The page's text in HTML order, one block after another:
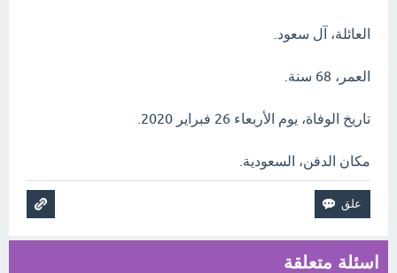
العائلة، آل سعود.
العمر، 68 سنة.
تاريخ الوفاة، يوم الأربعاء 26 فبراير 2020.
مكان الدفن، السعودية.
اسئلة متعلقة